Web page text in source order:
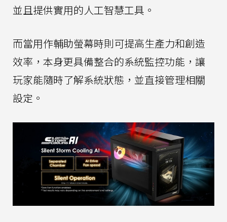
並且提供實用的人工智慧工具。
而當用作輔助螢幕時則可提高生產力和創造
效率，本身更具備整合的系統監控功能，讓
玩家能隨時了解系統狀態，並直接管理相關
設定。